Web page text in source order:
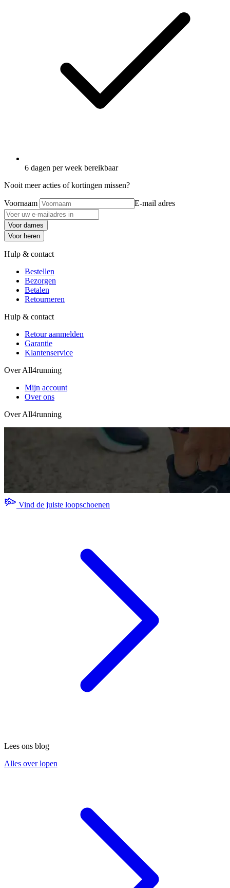
6 dagen per week bereikbaar
Nooit meer acties of kortingen missen?
Voornaam E-mail adres
Voor dames
Voor heren
Hulp & contact
Bestellen
Bezorgen
Betalen
Retourneren
Hulp & contact
Retour aanmelden
Garantie
Klantenservice
Over All4running
Mijn account
Over ons
Over All4running
Vind de juiste loopschoenen
Lees ons blog
Alles over lopen